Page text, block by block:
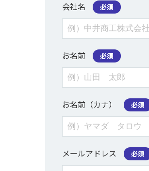
会社名 必須
お名前 必須
お名前（カナ） 必須
メールアドレス 必須